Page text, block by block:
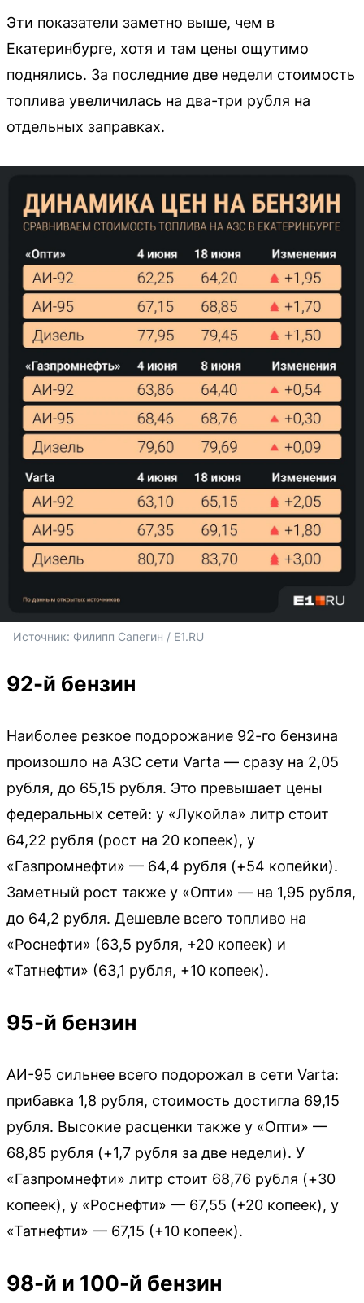
Эти показатели заметно выше, чем в
Екатеринбурге, хотя и там цены ощутимо
поднялись. За последние две недели стоимость
топлива увеличилась на два-три рубля на
отдельных заправках.
Источник: Филипп Сапегин / E1.RU
92-й бензин
Наиболее резкое подорожание 92-го бензина
произошло на АЗС сети Varta — сразу на 2,05
рубля, до 65,15 рубля. Это превышает цены
федеральных сетей: у «Лукойла» литр стоит
64,22 рубля (рост на 20 копеек), у
«Газпромнефти» — 64,4 рубля (+54 копейки).
Заметный рост также у «Опти» — на 1,95 рубля,
до 64,2 рубля. Дешевле всего топливо на
«Роснефти» (63,5 рубля, +20 копеек) и
«Татнефти» (63,1 рубля, +10 копеек).
95-й бензин
АИ-95 сильнее всего подорожал в сети Varta:
прибавка 1,8 рубля, стоимость достигла 69,15
рубля. Высокие расценки также у «Опти» —
68,85 рубля (+1,7 рубля за две недели). У
«Газпромнефти» литр стоит 68,76 рубля (+30
копеек), у «Роснефти» — 67,55 (+20 копеек), у
«Татнефти» — 67,15 (+10 копеек).
98-й и 100-й бензин